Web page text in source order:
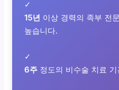
✓
15년 이상 경력의 족부 전
높습니다.
✓
6주 정도의 비수술 치료